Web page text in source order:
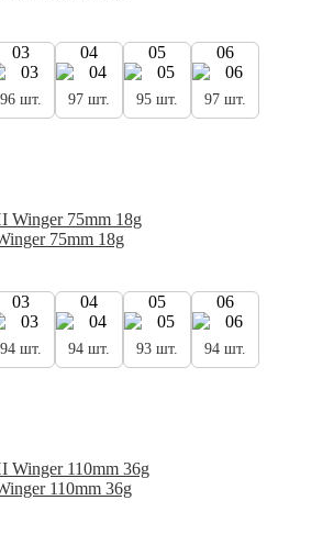
03
96 шт.
04
97 шт.
05
95 шт.
06
97 шт.
75mm 18g
03
94 шт.
04
94 шт.
05
93 шт.
06
94 шт.
110mm 36g